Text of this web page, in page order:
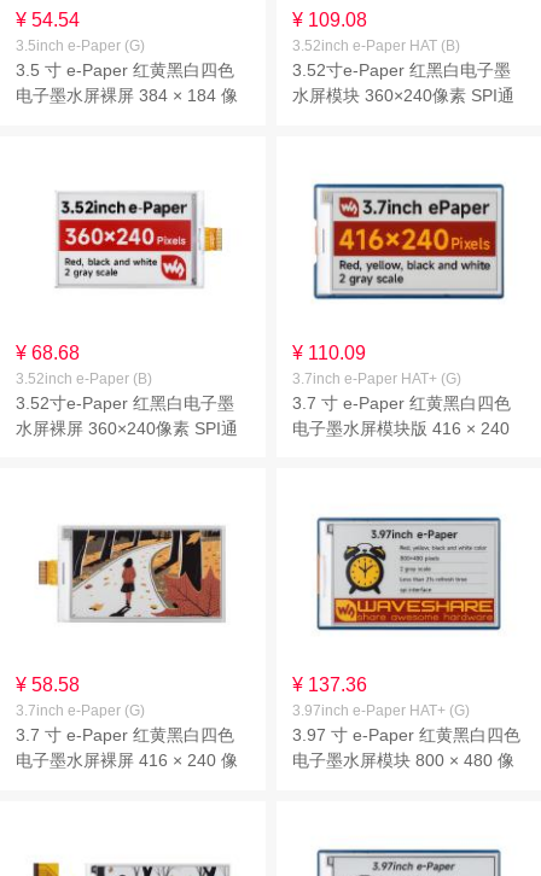
¥ 54.54
3.5inch e-Paper (G)
3.5 寸 e-Paper 红黄黑白四色
电子墨水屏裸屏 384 × 184 像
¥ 109.08
3.52inch e-Paper HAT (B)
3.52寸e-Paper 红黑白电子墨
水屏模块 360×240像素 SPI通
¥ 68.68
3.52inch e-Paper (B)
3.52寸e-Paper 红黑白电子墨
水屏裸屏 360×240像素 SPI通
¥ 110.09
3.7inch e-Paper HAT+ (G)
3.7 寸 e-Paper 红黄黑白四色
电子墨水屏模块版 416 × 240
¥ 58.58
3.7inch e-Paper (G)
3.7 寸 e-Paper 红黄黑白四色
电子墨水屏裸屏 416 × 240 像
¥ 137.36
3.97inch e-Paper HAT+ (G)
3.97 寸 e-Paper 红黄黑白四色
电子墨水屏模块 800 × 480 像